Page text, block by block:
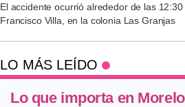
El accidente ocurrió alrededor de las
Francisco Villa, en la colonia Las Granjas
LO MÁS LEÍDO
Lo que importa en